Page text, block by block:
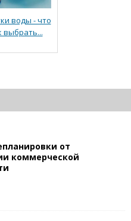
воды - что
выбрать...
от
коммерческой